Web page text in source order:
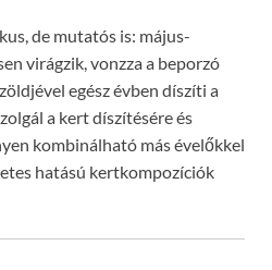
de mutatós is: május-
virágzik, vonzza a beporzó
egész évben díszíti a
a kert díszítésére és
kombinálható más évelőkkel
hatású kertkompozíciók